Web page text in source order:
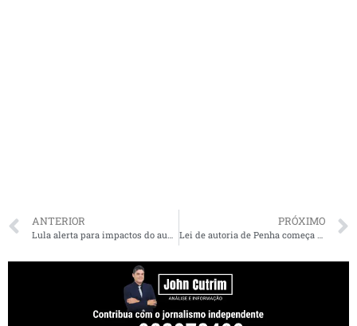
ANTERIOR
Lula alerta para impactos do aumento do ICMS na vida dos maranhenses e Yglésio rebate críticas à propaganda do governo sobre alteração na alíquota
PRÓXIMO
Lei de autoria de Penha começa a beneficiar famílias de pessoas com deficiência